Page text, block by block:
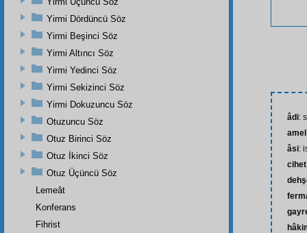
âdi:
amel
âsi:
cihet
Yirmi Dördüncü Söz
Yirmi Beşinci Söz
Yirmi Altıncı Söz
Yirmi Yedinci Söz
Yirmi Sekizinci Söz
Yirmi Dokuzuncu Söz
Otuzuncu Söz
Otuz Birinci Söz
Otuz İkinci Söz
Otuz Üçüncü Söz
Lemeât
Konferans
Fihrist